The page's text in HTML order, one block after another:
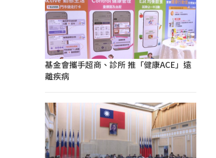
基金會攜手超商、診所 推「健康ACE」遠
離疾病